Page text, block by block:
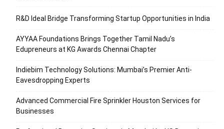
R&D Ideal Bridge Transforming Startup Opportunities in India
AYYAA Foundations Brings Together Tamil Nadu’s
Edupreneurs at KG Awards Chennai Chapter
Indiebim Technology Solutions: Mumbai’s Premier Anti-
Eavesdropping Experts
Advanced Commercial Fire Sprinkler Houston Services for
Businesses